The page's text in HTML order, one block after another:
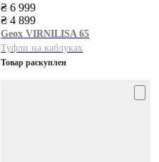
₴ 6 999
₴ 4 899
Geox VIRNILISA 65
Туфли на каблуках
Товар раскуплен